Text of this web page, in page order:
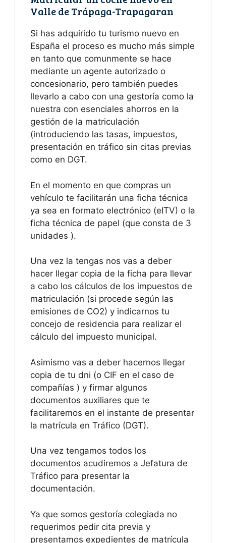
Valle de Trápaga-Trapagaran
Si has adquirido tu turismo nuevo en
España el proceso es mucho más simple
en tanto que comunmente se hace
mediante un agente autorizado o
concesionario, pero también puedes
llevarlo a cabo con una gestoría como la
nuestra con esenciales ahorros en la
gestión de la matriculación
(introduciendo las tasas, impuestos,
presentación en tráfico sin citas previas
como en DGT.
En el momento en que compras un
vehículo te facilitarán una ficha técnica
ya sea en formato electrónico (eITV) o la
ficha técnica de papel (que consta de 3
unidades ).
Una vez la tengas nos vas a deber
hacer llegar copia de la ficha para llevar
a cabo los cálculos de los impuestos de
matriculación (si procede según las
emisiones de CO2) y indicarnos tu
concejo de residencia para realizar el
cálculo del impuesto municipal.
Asimismo vas a deber hacernos llegar
copia de tu dni (o CIF en el caso de
compañías ) y firmar algunos
documentos auxiliares que te
facilitaremos en el instante de presentar
la matrícula en Tráfico (DGT).
Una vez tengamos todos los
documentos acudiremos a Jefatura de
Tráfico para presentar la
documentación.
Ya que somos gestoría colegiada no
requerimos pedir cita previa y
presentamos expedientes de matrícula